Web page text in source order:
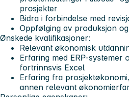
prosjekter
Bidra i forbindelse med
Oppfølging av produksjon
Ønskede kvalifikasjoner:
Relevant økonomisk
Erfaring med ERP-systemer
fortrinnsvis Excel
Erfaring fra
annen relevant